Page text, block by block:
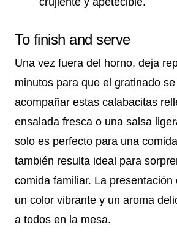
To finish and serve
Una vez fuera del horno, deja
minutos para que el gratinado
acompañar estas calabacitas
ensalada fresca o una salsa
solo es perfecto para una
también resulta ideal para
comida familiar. La presentación
un color vibrante y un aroma
a todos en la mesa.